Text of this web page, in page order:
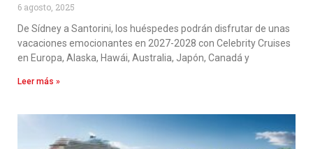
6 agosto, 2025
De Sídney a Santorini, los huéspedes podrán disfrutar de unas
vacaciones emocionantes en 2027-2028 con Celebrity Cruises
en Europa, Alaska, Hawái, Australia, Japón, Canadá y
Leer más »